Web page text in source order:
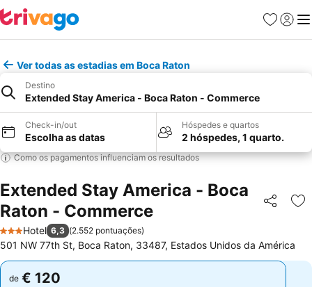
Favoritos
Iniciar
Ver todas as estadias em Boca Raton
Destino
Extended Stay America - Boca Raton - Commerce
Check-in/out
Escolha as datas
Hóspedes e quartos
2 hóspedes, 1 quarto.
Como os pagamentos influenciam os resultados
Extended Stay America - Boca
Raton - Commerce
Partilhar
3 Estrelas
Hotel 6,3 (2.552 pontuações)
501 NW 77th St, Boca Raton, 33487, Estados Unidos da América
de € 120
de € 120